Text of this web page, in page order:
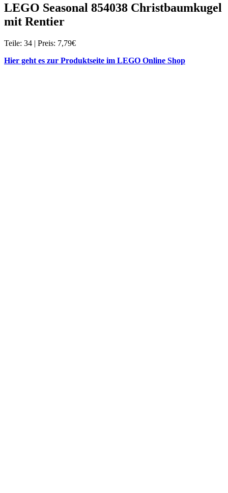
LEGO Seasonal 854038 Christbaumkugel
mit Rentier
Teile: 34 | Preis: 7,79€
Hier geht es zur Produktseite im LEGO Online Shop